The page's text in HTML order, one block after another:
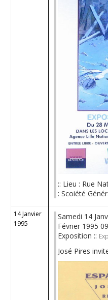
:: Lieu : Rue
: Scoiété
14 Janvier
1995
Samedi 14
Février 1995
Exposition ::
José Pires